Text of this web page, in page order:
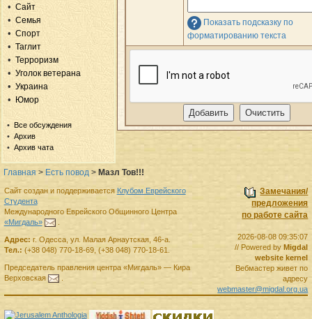
Сайт
Семья
Спорт
Таглит
Терроризм
Уголок ветерана
Украина
Юмор
Все обсуждения
Архив
Архив чата
Показать подсказку по
форматированию текста
Главная > Есть повод > Мазл Тов!!!
Замечания/
предложения
по работе сайта
2026-08-08 09:35:07
// Powered byMigdal
website kernel
Вебмастер живет по
адресу
webmaster@migdal.org.ua
Сайт создан и поддерживается Клубом Еврейского
Студента
Международного Еврейского Общинного Центра
«Мигдаль»
.
Адрес: г. Одесса, ул. Малая Арнаутская, 46-а.
Тел.: (+38 048) 770-18-69, (+38 048) 770-18-61
Председатель правленияцентра «Мигдаль»— Кира
Верховская
.